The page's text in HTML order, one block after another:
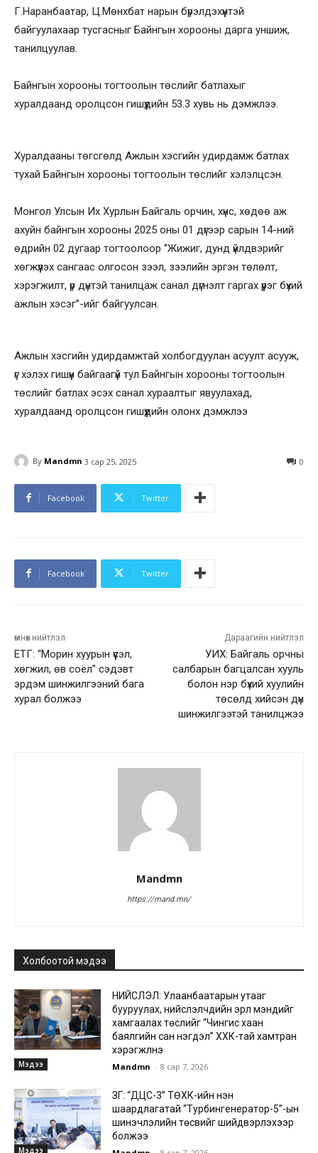
Г.Наранбаатар, Ц.Мөнхбат нарын бүрэлдэхүүнтэй
байгуулахаар тусгасныг Байнгын хорооны дарга уншиж,
танилцуулав.
Байнгын хорооны тогтоолын төслийг батлахыг
хуралдаанд оролцсон гишүүдийн 53.3 хувь нь дэмжлээ.
Хуралдааны төгсгөлд Ажлын хэсгийн удирдамж батлах
тухай Байнгын хорооны тогтоолын төслийг хэлэлцсэн.
Монгол Улсын Их Хурлын Байгаль орчин, хүнс, хөдөө аж
ахуйн байнгын хорооны 2025 оны 01 дүгээр сарын 14-ний
өдрийн 02 дугаар тогтоолоор ‘’Жижиг, дунд үйлдвэрийг
хөгжүүлэх сангаас олгосон зээл, зээлийн эргэн төлөлт,
хэрэгжилт, үр дүнтэй танилцаж санал дүгнэлт гаргах үүрэг бүхий
ажлын хэсэг’’-ийг байгуулсан.
Ажлын хэсгийн удирдамжтай холбогдуулан асуулт асууж,
үг хэлэх гишүүн байгаагүй тул Байнгын хорооны тогтоолын
төслийг батлах эсэх санал хураалтыг явуулахад,
хуралдаанд оролцсон гишүүдийн олонх дэмжлээ
By Mandmn 3 сар 25, 2025 0
Facebook Twitter
Facebook Twitter
өмнөх нийтлэл
ЕТГ: “Морин хуурын үүсэл,
хөгжил, өв соёл” сэдэвт
эрдэм шинжилгээний бага
хурал болжээ
Дараагийн нийтлэл
УИХ: Байгаль орчны
салбарын багцалсан хууль
болон нэр бүхий хуулийн
төсөлд хийсэн дүн
шинжилгээтэй танилцжээ
Mandmn
https://mand.mn/
Холбоотой мэдээ
Мэдээ
НИЙСЛЭЛ: Улаанбаатарын утааг
бууруулах, нийслэлчүүдийн эрүүл мэндийг
хамгаалах төслийг “Чингис хаан
баялгийн сан нэгдэл” ХХК-тай хамтран
хэрэгжүүлнэ
Mandmn - 8 сар 7, 2026
Мэдээ
ЗГ: “ДЦС-3” ТӨХК-ийн нэн
шаардлагатай “Турбингенератор-5”-ын
шинэчлэлийн төсвийг шийдвэрлэхээр
болжээ